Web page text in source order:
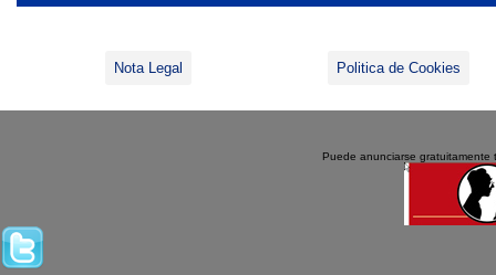
Nota Legal Politica de Cookies
Puede anunciarse